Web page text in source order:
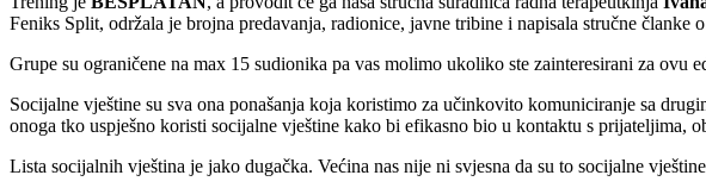
Feniks Split, održala je brojna predavanja, radionice, javne tribine i napisala stručne
Grupe su ograničene na max 15 sudionika pa vas molimo ukoliko ste zainteresirani za ovu
Socijalne vještine su sva ona ponašanja koja koristimo za učinkovito komuniciranje sa
onoga tko uspješno koristi socijalne vještine kako bi efikasno bio u kontaktu s prijateljima,
Lista socijalnih vještina je jako dugačka. Većina nas nije ni svjesna da su to socijalne